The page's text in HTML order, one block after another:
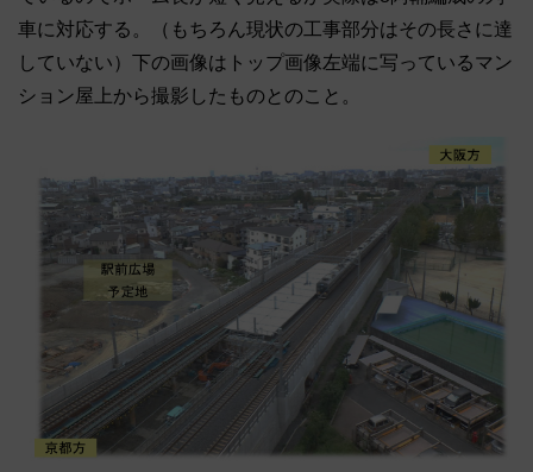
車に対応する。（もちろん現状の工事部分はその長さに達
していない）下の画像はトップ画像左端に写っているマン
ション屋上から撮影したものとのこと。